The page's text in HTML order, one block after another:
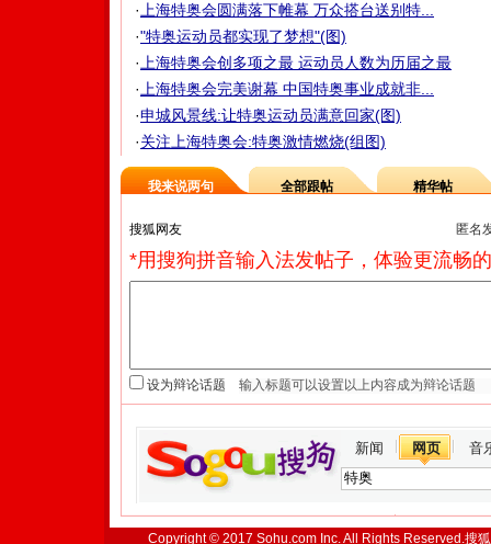
· 上海特奥会圆满落下帷幕 万众搭台送别特...
·"特奥运动员都实现了梦想"(图)
· 上海特奥会创多项之最 运动员人数为历届之最
· 上海特奥会完美谢幕 中国特奥事业成就非...
·申城风景线:让特奥运动员满意回家(图)
·关注上海特奥会:特奥激情燃烧(组图)
我来说两句 全部跟帖 精华帖
匿名
*用搜狗拼音输入法发帖子，体验更流畅
设为辩论话题
新闻 网页 音
Copyright © 2017 Sohu.com Inc. All Rights Reserved.搜